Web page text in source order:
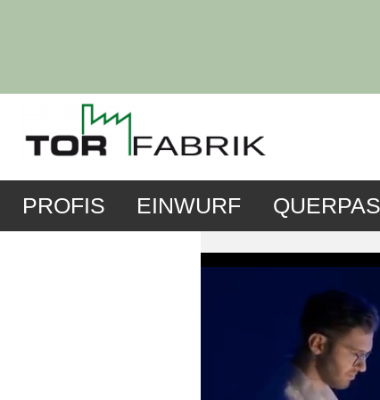
PROFIS EINWURF